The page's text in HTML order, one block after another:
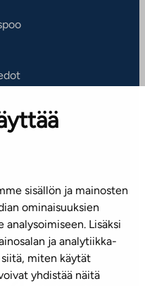
sisällön ja mainosten
ominaisuuksien
Lisäksi
ja analytiikka-
miten käytät
yhdistää näitä